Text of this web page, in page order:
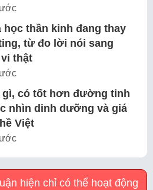
học thần kinh đang thay
từ đo lời nói sang
thật
gì, có tốt hơn đường tinh
nhìn dinh dưỡng và giá
Việt
hiện chỉ có thể hoạt động